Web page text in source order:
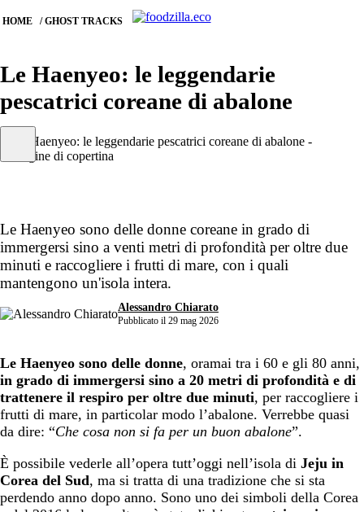
HOME GHOST TRACKS
Le Haenyeo: le leggendarie
pescatrici coreane di abalone
Le Haenyeo sono delle donne coreane in grado di
immergersi sino a venti metri di profondità per oltre due
minuti e raccogliere i frutti di mare, con i quali
mantengono un'isola intera.
Alessandro Chiarato
Pubblicato il 29 mag 2026
Le Haenyeo sono delle donne, oramai tra i 60 e gli 80 anni,
in grado di immergersi sino a 20 metri di profondità e di
trattenere il respiro per oltre due minuti, per raccogliere i
frutti di mare, in particolar modo l’abalone. Verrebbe quasi
da dire: “Che cosa non si fa per un buon abalone”.
È possibile vederle all’opera tutt’oggi nell’isola di Jeju in
Corea del Sud, ma si tratta di una tradizione che si sta
perdendo anno dopo anno. Sono uno dei simboli della Corea